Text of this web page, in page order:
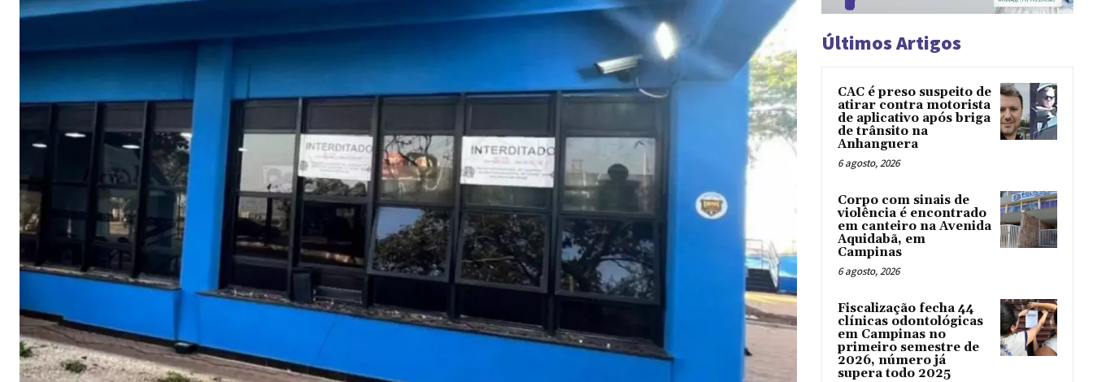
Últimos Artigos
CAC é preso suspeito de
atirar contra motorista
de aplicativo após briga
de trânsito na
Anhanguera
6 agosto, 2026
Corpo com sinais de
violência é encontrado
em canteiro na Avenida
Aquidabã, em
Campinas
6 agosto, 2026
Fiscalização fecha 44
clínicas odontológicas
em Campinas no
primeiro semestre de
2026, número já
supera todo 2025